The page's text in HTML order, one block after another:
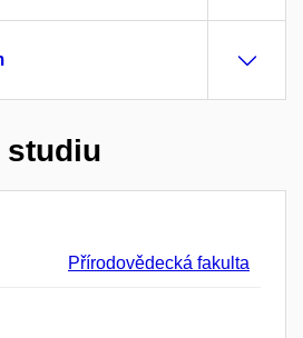
studiu
Přírodovědecká fakulta